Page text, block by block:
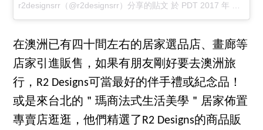
r2designsrr（@r2designsrr）分享的貼文 於 PDT 2017 年 7月 月 6 日 上午 6:07
在澳洲已有四十間左右的居家選品店、畫廊等
店家引進販售，如果有朋友剛好要去澳洲旅
行，R2 Designs可當最好的伴手禮或紀念品！
或是來台北的＂瑪商法式生活美學＂居家佈置
專賣店逛逛，他們精選了R2 Designs的商品販